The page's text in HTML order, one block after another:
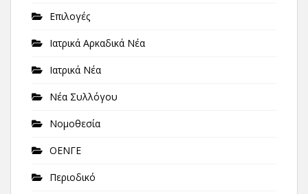
Επιλογές
Ιατρικά Αρκαδικά Νέα
Ιατρικά Νέα
Νέα Συλλόγου
Νομοθεσία
ΟΕΝΓΕ
Περιοδικό